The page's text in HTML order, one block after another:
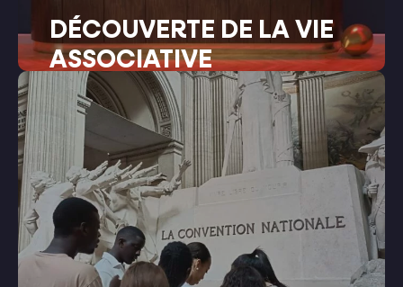
DÉCOUVERTE DE LA VIE
ASSOCIATIVE